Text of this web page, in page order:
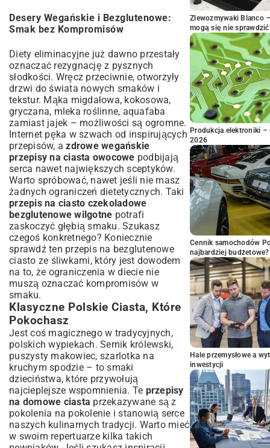
Desery Wegańskie i Bezglutenowe:
Smak bez Kompromisów
Diety eliminacyjne już dawno przestały
oznaczać rezygnację z pysznych
słodkości. Wręcz przeciwnie, otworzyły
drzwi do świata nowych smaków i
tekstur. Mąka migdałowa, kokosowa,
gryczana, mleka roślinne, aquafaba
zamiast jajek – możliwości są ogromne.
Internet pęka w szwach od inspirujących
przepisów, azdrowe wegańskie
przepisy na ciasta owocowe podbijają
serca nawet największych sceptyków.
Warto spróbować, nawet jeśli nie masz
żadnych ograniczeń dietetycznych. Taki
przepis na ciasto czekoladowe
bezglutenowe wilgotne potrafi
zaskoczyć głębią smaku. Szukasz
czegoś konkretnego? Koniecznie
sprawdź ten przepis na bezglutenowe
ciasto ze śliwkami, który jest dowodem
na to, że ograniczenia w diecie nie
muszą oznaczać kompromisów w
smaku.
Klasyczne Polskie Ciasta, Które
Pokochasz
Jest coś magicznego w tradycyjnych,
polskich wypiekach. Sernik królewski,
puszysty makowiec, szarlotka na
kruchym spodzie – to smaki
dzieciństwa, które przywołują
najcieplejsze wspomnienia. Te przepisy
na domowe ciasta przekazywane są z
pokolenia na pokolenie i stanowią serce
naszych kulinarnych tradycji. Warto mieć
w swoim repertuarze kilka takich
Zlewozmywaki Blanco
mogą się nie
Produkcja elektroniki –
2026
Cennik samochodów
najbardziej budżetowe?
Hale przemysłowe a
inwestycji